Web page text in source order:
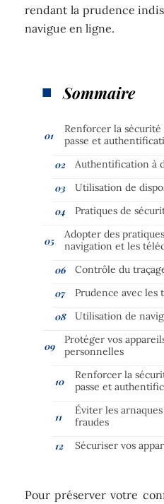
rendant la prudence
navigue en ligne.
Sommaire
Renforcer la sécurité
passe et
Authentification à
Utilisation de
Pratiques de
Adopter des
navigation et les
Contrôle du
Prudence avec les
Utilisation de
Protéger vos
personnelles
Renforcer la
passe et
Éviter les
fraudes
Sécuriser vos
Pour préserver votre